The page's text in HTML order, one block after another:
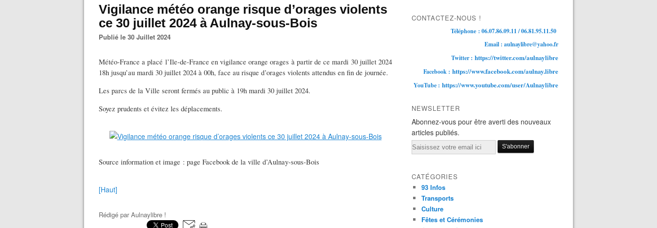
Vigilance météo orange risque d’orages violents
ce 30 juillet 2024 à Aulnay-sous-Bois
Publié le 30 Juillet 2024
Météo-France a placé l’Ile-de-France en vigilance orange orages à partir de ce mardi 30 juillet 2024
18h jusqu’au mardi 30 juillet 2024 à 00h, face au risque d’orages violents attendus en fin de journée.
Les parcs de la Ville seront fermés au public à 19h mardi 30 juillet 2024.
Soyez prudents et évitez les déplacements.
Source information et image : page Facebook de la ville d’Aulnay-sous-Bois
[Haut]
Rédigé parAulnaylibre !
CONTACTEZ-NOUS !
Téléphone : 06.07.86.09.11 / 06.81.95.11.50
Email : aulnaylibre@yahoo.fr
Twitter : https://twitter.com/aulnaylibre
Facebook : https://www.facebook.com/aulnay.libre
YouTube : https://www.youtube.com/user/Aulnaylibre
NEWSLETTER
Abonnez-vous pour être averti des nouveaux
articles publiés.
Email
CATÉGORIES
93 Infos
Transports
Culture
Fêtes et Cérémonies